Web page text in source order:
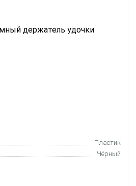
держатель удочки
Пластик
Чёрный